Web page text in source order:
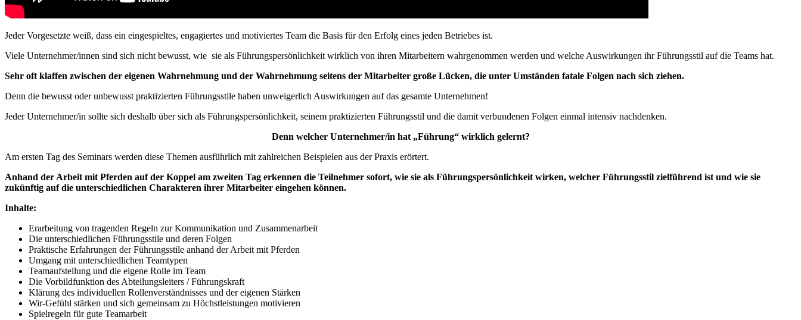
Jeder Vorgesetzte weiß, dass ein eingespieltes, engagiertes und motiviertes Team die Basis für den Erfolg eines jeden Betriebes ist.
Viele Unternehmer/innen sind sich nicht bewusst, wie sie als Führungspersönlichkeit wirklich von ihren Mitarbeitern wahrgenommen werden und welche Auswirkungen ihr Führungsstil auf die Teams hat.
Sehr oft klaffen zwischen der eigenen Wahrnehmung und der Wahrnehmung seitens der Mitarbeiter große Lücken, die unter Umständen fatale Folgen nach sich ziehen.
Denn die bewusst oder unbewusst praktizierten Führungsstile haben unweigerlich Auswirkungen auf das gesamte Unternehmen!
Jeder Unternehmer/in sollte sich deshalb über sich als Führungspersönlichkeit, seinem praktizierten Führungsstil und die damit verbundenen Folgen einmal intensiv nachdenken.
Denn welcher Unternehmer/in hat „Führung“ wirklich gelernt?
Am ersten Tag des Seminars werden diese Themen ausführlich mit zahlreichen Beispielen aus der Praxis erörtert.
Anhand der Arbeit mit Pferden auf der Koppel am zweiten Tag erkennen die Teilnehmer sofort, wie sie als Führungspersönlichkeit wirken, welcher Führungsstil zielführend ist und wie sie
zukünftig auf die unterschiedlichen Charakteren ihrer Mitarbeiter eingehen können.
Inhalte:
Erarbeitung von tragenden Regeln zur Kommunikation und Zusammenarbeit
Die unterschiedlichen Führungsstile und deren Folgen
Praktische Erfahrungen der Führungsstile anhand der Arbeit mit Pferden
Umgang mit unterschiedlichen Teamtypen
Teamaufstellung und die eigene Rolle im Team
Die Vorbildfunktion des Abteilungsleiters / Führungskraft
Klärung des individuellen Rollenverständnisses und der eigenen Stärken
Wir-Gefühl stärken und sich gemeinsam zu Höchstleistungen motivieren
Spielregeln für gute Teamarbeit